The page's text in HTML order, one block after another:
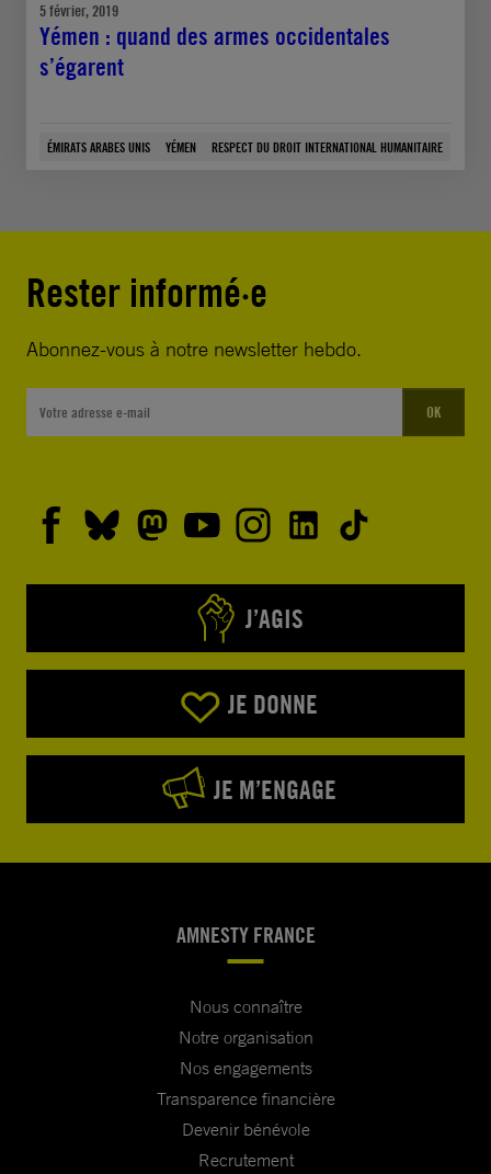
5 février, 2019
Yémen : quand des armes occidentales
s’égarent
ÉMIRATS ARABES UNIS YÉMEN RESPECT DU DROIT INTERNATIONAL HUMANITAIRE
Rester informé·e
Abonnez-vous à notre newsletter hebdo.
OK
J’AGIS
JE DONNE
JE M’ENGAGE
AMNESTY FRANCE
Nous connaître
Notre organisation
Nos engagements
Transparence financière
Devenir bénévole
Recrutement